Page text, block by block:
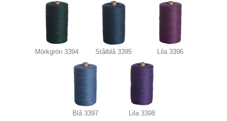
Mörkgrön 3394 Stålblå 3395 Lila 3396
Blå 3397 Lila 3398